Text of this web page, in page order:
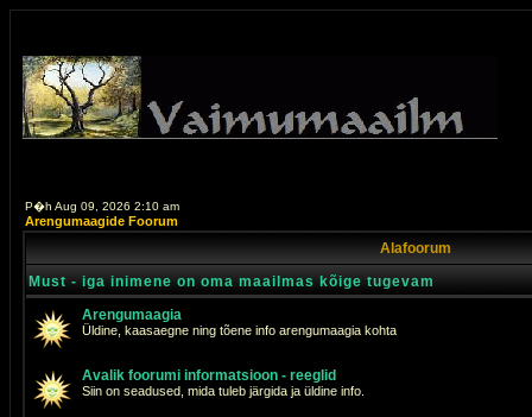
P�h Aug 09, 2026 2:10 am
Arengumaagide Foorum
Alafoorum
Must - iga inimene on oma maailmas kõige tugevam
Arengumaagia
Üldine, kaasaegne ning tõene info arengumaagia kohta
Avalik foorumi informatsioon - reeglid
Siin on seadused, mida tuleb järgida ja üldine info.